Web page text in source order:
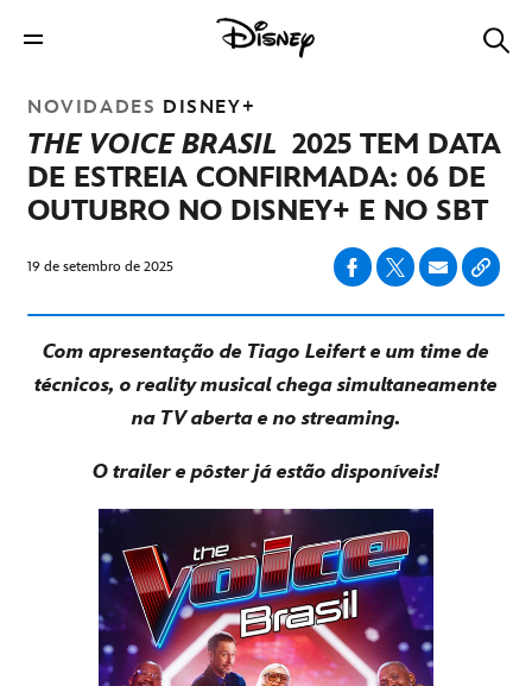
NOVIDADES DISNEY+
THE VOICE BRASIL 2025 TEM DATA
DE ESTREIA CONFIRMADA: 06 DE
OUTUBRO NO DISNEY+ E NO SBT
19 de setembro de 2025
Com apresentação de Tiago Leifert e um time de
técnicos, o reality musical chega simultaneamente
na TV aberta e no streaming.
O trailer e pôster já estão disponíveis!